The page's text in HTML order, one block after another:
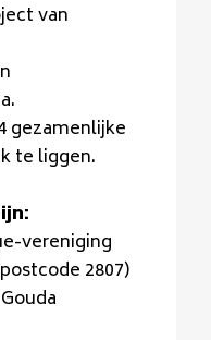
van
gezamenlijke
te liggen.
vereniging
2807)